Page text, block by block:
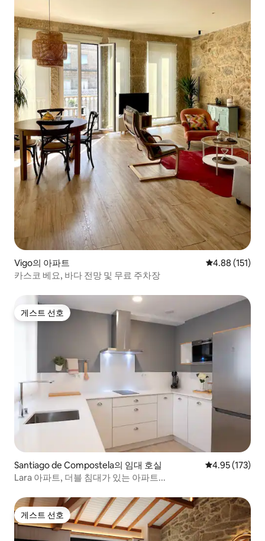
Vigo의 아파트 평점 4.88점(5
4.88 (151)
카스코 베요, 바다 전망 및 무료 주차장
게스트 선호
게스트 선호
Santiago de Compostela의 임대 호실 평점 4.95점(5
4.95 (173)
Lara 아파트, 더블 침대가 있는 아파트...
게스트 선호
게스트 선호